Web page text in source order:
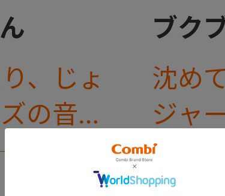
、じょ
の音が
ブク
沈め
ジャ
ピュ
バス